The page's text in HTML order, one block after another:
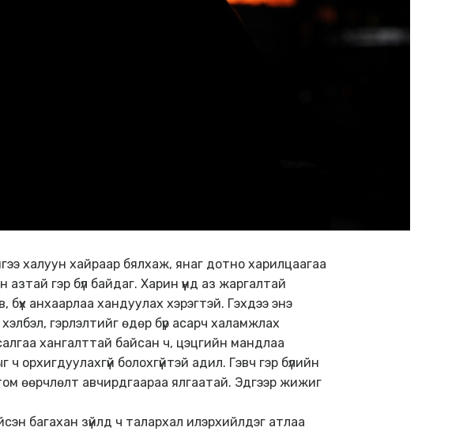
халуун хайраар бялхаж, янаг дотно харилцаагаа
гэр бүл байдаг. Харин үүнд аз жаргалтай
бүх анхаарлаа хандуулах хэрэгтэй. Гэхдээ энэ
гэрлэлтийг өдөр бүр асарч халамжлах
хангалттай байсан ч, цэцгийн мандлаа
ч орхигдуулахгүй болохгүйтэй адил. Гэвч гэр бүлийн
өөрчлөлт авчирдгаараа ялгаатай. Эдгээр жижиг
багахан зүйлд ч талархал илэрхийлдэг атлаа